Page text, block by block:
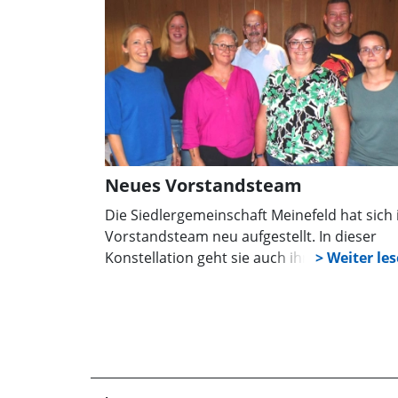
Wahlen. Für das anschließende Buffet wird
um Anmeldung gebeten.
Neues Vorstandsteam
Die Siedlergemeinschaft Meinefeld hat sich
Vorstandsteam neu aufgestellt. In dieser
Konstellation geht sie auch ihre nächste